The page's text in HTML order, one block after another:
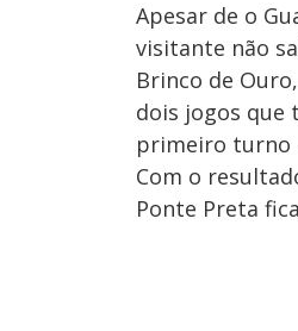
Apesar de o
visitante não
Brinco de
dois jogos que
primeiro turno
Com o
Ponte Preta